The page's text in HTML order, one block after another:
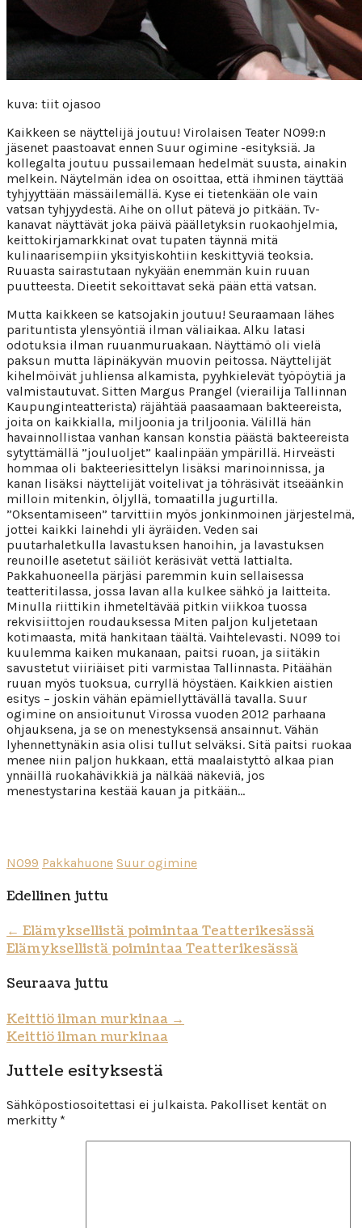
kuva: tiit ojasoo
Kaikkeen se näyttelijä joutuu! Virolaisen Teater NO99:n
jäsenet paastoavat ennen Suur ogimine -esityksiä. Ja
kollegalta joutuu pussailemaan hedelmät suusta, ainakin
melkein. Näytelmän idea on osoittaa, että ihminen täyttää
tyhjyyttään mässäilemällä. Kyse ei tietenkään ole vain
vatsan tyhjyydestä. Aihe on ollut pätevä jo pitkään. Tv-
kanavat näyttävät joka päivä päälletyksin ruokaohjelmia,
keittokirjamarkkinat ovat tupaten täynnä mitä
kulinaarisempiin yksityiskohtiin keskittyviä teoksia.
Ruuasta sairastutaan nykyään enemmän kuin ruuan
puutteesta. Dieetit sekoittavat sekä pään että vatsan.
Mutta kaikkeen se katsojakin joutuu! Seuraamaan lähes
parituntista ylensyöntiä ilman väliaikaa. Alku latasi
odotuksia ilman ruuanmuruakaan. Näyttämö oli vielä
paksun mutta läpinäkyvän muovin peitossa. Näyttelijät
kihelmöivät juhliensa alkamista, pyyhkielevät työpöytiä ja
valmistautuvat. Sitten Margus Prangel (vierailija Tallinnan
Kaupunginteatterista) räjähtää paasaamaan bakteereista,
joita on kaikkialla, miljoonia ja triljoonia. Välillä hän
havainnollistaa vanhan kansan konstia päästä bakteereista
sytyttämällä ”jouluoljet” kaalinpään ympärillä. Hirveästi
hommaa oli bakteeriesittelyn lisäksi marinoinnissa, ja
kanan lisäksi näyttelijät voitelivat ja töhräsivät itseäänkin
milloin mitenkin, öljyllä, tomaatilla jugurtilla.
”Oksentamiseen” tarvittiin myös jonkinmoinen järjestelmä,
jottei kaikki lainehdi yli äyräiden. Veden sai
puutarhaletkulla lavastuksen hanoihin, ja lavastuksen
reunoille asetetut säiliöt keräsivät vettä lattialta.
Pakkahuoneella pärjäsi paremmin kuin sellaisessa
teatteritilassa, jossa lavan alla kulkee sähkö ja laitteita.
Minulla riittikin ihmeteltävää pitkin viikkoa tuossa
rekvisiittojen roudauksessa Miten paljon kuljetetaan
kotimaasta, mitä hankitaan täältä. Vaihtelevasti. NO99 toi
kuulemma kaiken mukanaan, paitsi ruoan, ja siitäkin
savustetut viiriäiset piti varmistaa Tallinnasta. Pitäähän
ruuan myös tuoksua, curryllä höystäen. Kaikkien aistien
esitys – joskin vähän epämiellyttävällä tavalla. Suur
ogimine on ansioitunut Virossa vuoden 2012 parhaana
ohjauksena, ja se on menestyksensä ansainnut. Vähän
lyhennettynäkin asia olisi tullut selväksi. Sitä paitsi ruokaa
menee niin paljon hukkaan, että maalaistyttö alkaa pian
ynnäillä ruokahävikkiä ja nälkää näkeviä, jos
menestystarina kestää kauan ja pitkään…
NO99 Pakkahuone Suur ogimine
Edellinen juttu
← Elämyksellistä poimintaa Teatterikesässä
Elämyksellistä poimintaa Teatterikesässä
Seuraava juttu
Keittiö ilman murkinaa →
Keittiö ilman murkinaa
Juttele esityksestä
Sähköpostiosoitettasi ei julkaista. Pakolliset kentät on
merkitty *